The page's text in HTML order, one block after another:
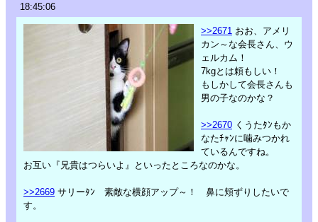
18:45:06
>>2671 おお、アメリ
カン～な会長さん、ウ
ェルカム！
7kgとは頼もしい！
もしかして会長さんも
男の子なのかな？
>>2670 くうたﾀﾝもか
なたﾁｬﾝに噛みつかれ
ているんですね。
お互い『兄貴はつらいよ』といったところなのかな。
>>2669 サリーﾀﾝ 素敵な横顔アップ～！ 鼻に頬ずりしたいで
す。